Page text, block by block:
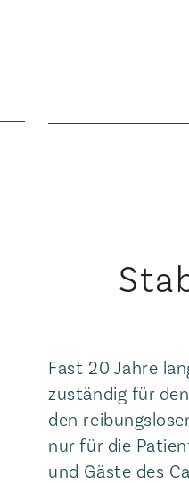
Fast 20 Jahre
zuständig für
den
nur für die
und Gäste des